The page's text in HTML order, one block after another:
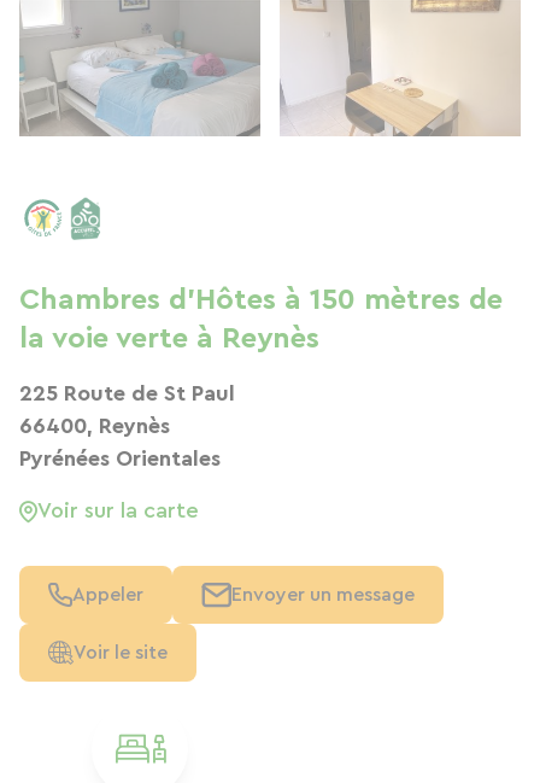
Chambres d'Hôtes à 150 mètres de
la voie verte à Reynès
225 Route de St Paul
66400, Reynès
Pyrénées Orientales
Voir sur la carte
Appeler Envoyer un message
Voir le site